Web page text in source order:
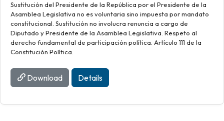
Sustitución del Presidente de la República por el Presidente de la
Asamblea Legislativa no es voluntaria sino impuesta por mandato
constitucional. Sustitución no involucra renuncia a cargo de
Diputado y Presidente de la Asamblea Legislativa. Respeto al
derecho fundamental de participación política. Artículo 111 de la
Constitución Política.
Download Details